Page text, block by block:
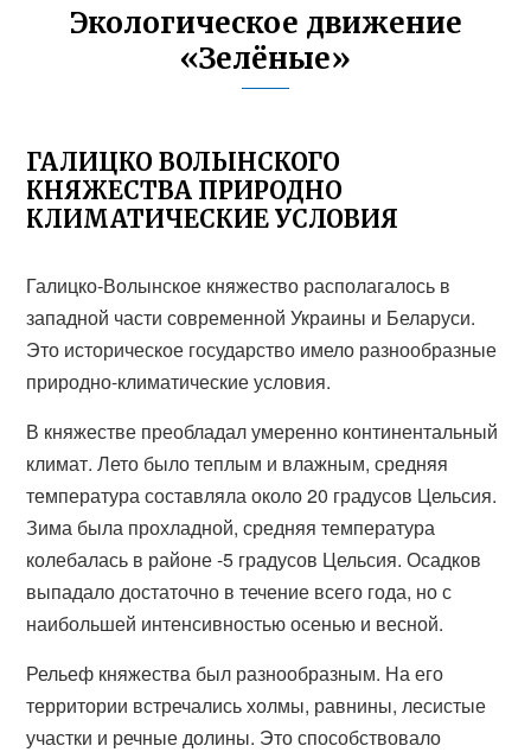
Экологическое движение
«Зелёные»
ГАЛИЦКО ВОЛЫНСКОГО
КНЯЖЕСТВА ПРИРОДНО
КЛИМАТИЧЕСКИЕ УСЛОВИЯ
Галицко-Волынское княжество располагалось в
западной части современной Украины и Беларуси.
Это историческое государство имело разнообразные
природно-климатические условия.
В княжестве преобладал умеренно континентальный
климат. Лето было теплым и влажным, средняя
температура составляла около 20 градусов Цельсия.
Зима была прохладной, средняя температура
колебалась в районе -5 градусов Цельсия. Осадков
выпадало достаточно в течение всего года, но с
наибольшей интенсивностью осенью и весной.
Рельеф княжества был разнообразным. На его
территории встречались холмы, равнины, лесистые
участки и речные долины. Это способствовало